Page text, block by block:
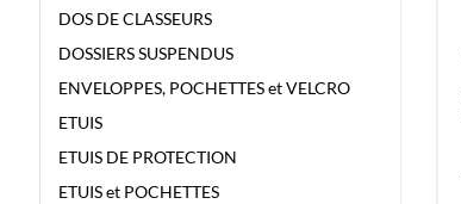
DOS DE CLASSEURS
DOSSIERS SUSPENDUS
ENVELOPPES, POCHETTES et VELCRO
ETUIS
ETUIS DE PROTECTION
ETUIS et POCHETTES
CLASSEMENT
ETUI BRONYL 150X110MM A6 ART
1112 – 180 MICRONS DIN A6 –